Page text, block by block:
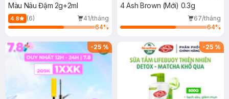
Màu Nâu Đậm 2g+2ml
4.8 (6)
41/tháng
64%
4 Ash Brown (Mới) 0.3g
67/tháng
64%
-25% -25 %